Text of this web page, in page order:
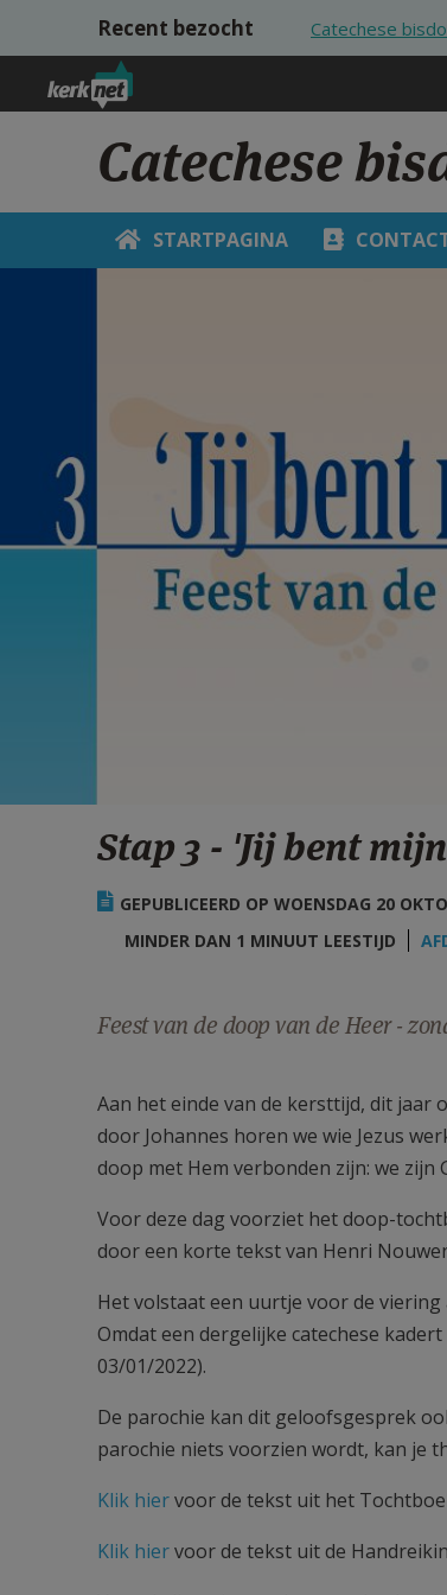
Overslaan en naar de inhoud gaan
Recent bezocht Catechese
Catechese
STARTPAGINA
Stap 3 - 'Jij bent
GEPUBLICEERD OP WOENSDAG 20
MINDER DAN 1 MINUUT LEESTIJD
Feest van de doop van de Heer -
Aan het einde van de kersttijd, dit jaar
door Johannes horen we wie Jezus
doop met Hem verbonden zijn: we zijn
Voor deze dag voorziet het doop-
door een korte tekst van Henri
Het volstaat een uurtje voor de viering
Omdat een dergelijke catechese
03/01/2022).
De parochie kan dit geloofsgesprek
parochie niets voorzien wordt, kan je
Klik hiervoor de tekst uit het
Klik hiervoor de tekst uit de